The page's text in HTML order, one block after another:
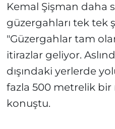
Kemal Şişman daha
güzergahları tek tek
"Güzergahlar tam
itirazlar geliyor.
dışındaki yerlerde
fazla 500 metrelik bir
konuştu.